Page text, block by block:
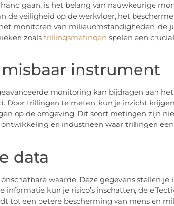
gaan, is het belang van nauwkeurige
de veiligheid op de werkvloer, het
monitoren van milieuomstandigheden, de
zoals trillingsmetingen spelen een
instrument
monitoring kan bijdragen aan het
Door trillingen te meten, kun je inzicht
op de omgeving. Dit soort metingen zijn
en industrieën waar trillingen
data
waarde. Deze gegevens stellen je
informatie kun je risico’s inschatten, de
tot een betere bescherming van mens en